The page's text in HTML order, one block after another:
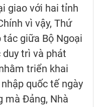
giao với hai tỉnh
vì vậy, Thứ
giữa Bộ Ngoại
trì và phát
triển khai
quốc tế ngày
mà Đảng, Nhà